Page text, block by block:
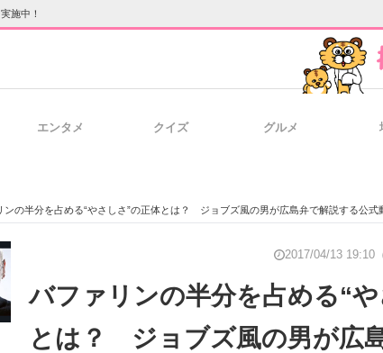
施中！
き方のヒント
向け専門サイト 企業向けIT製品の総合サイト IT製品の
エンタメ クイズ グルメ
ンの半分を占める“やさしさ”の正体とは？ ジョブズ風の男が広島弁で解説する公式
2017/04/13 19:10
バファリンの半分を占める“
とは？ ジョブズ風の男が広